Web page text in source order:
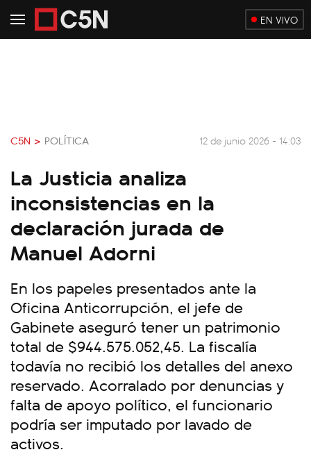
EN VIVO
C5N > POLÍTICA 12 de junio 2026 - 14:03
La Justicia analiza
inconsistencias en la
declaración jurada de
Manuel Adorni
En los papeles presentados ante la
Oficina Anticorrupción, el jefe de
Gabinete aseguró tener un patrimonio
total de $944.575.052,45. La fiscalía
todavía no recibió los detalles del anexo
reservado. Acorralado por denuncias y
falta de apoyo político, el funcionario
podría ser imputado por lavado de
activos.